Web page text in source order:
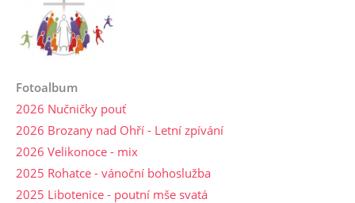
Fotoalbum
2026 Nučničky pouť
2026 Brozany nad Ohří - Letní zpívání
2026 Velikonoce - mix
2025 Rohatce - vánoční bohoslužba
2025 Libotenice - poutní mše svatá